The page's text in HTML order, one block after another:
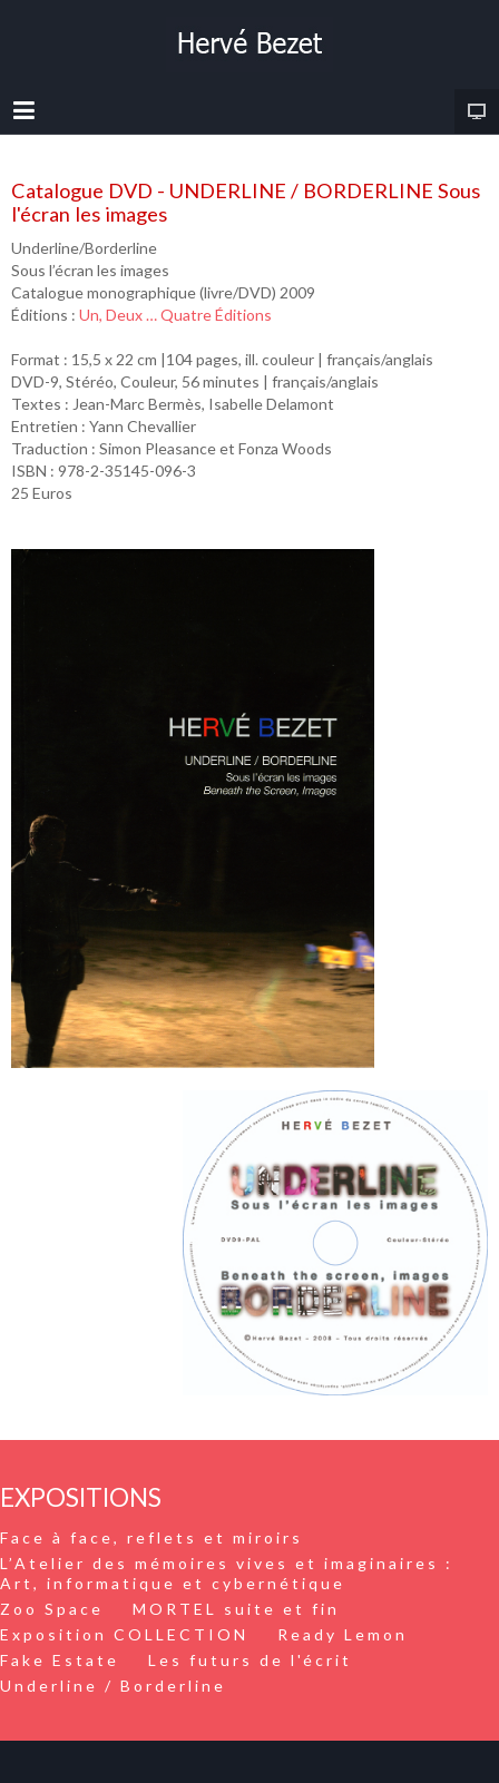
Catalogue DVD - UNDERLINE / BORDERLINE Sous
l'écran les images
Underline/Borderline
Sous l’écran les images
Catalogue monographique (livre/DVD) 2009
Éditions : Un, Deux … Quatre Éditions
Format : 15,5 x 22 cm |104 pages, ill. couleur | français/anglais
DVD-9, Stéréo, Couleur, 56 minutes | français/anglais
Textes : Jean-Marc Bermès, Isabelle Delamont
Entretien : Yann Chevallier
Traduction : Simon Pleasance et Fonza Woods
ISBN : 978-2-35145-096-3
25 Euros
EXPOSITIONS
Face à face, reflets et miroirs
L’Atelier des mémoires vives et imaginaires :
Art, informatique et cybernétique
Zoo Space
MORTEL suite et fin
Exposition COLLECTION
Ready Lemon
Fake Estate
Les futurs de l'écrit
Underline / Borderline